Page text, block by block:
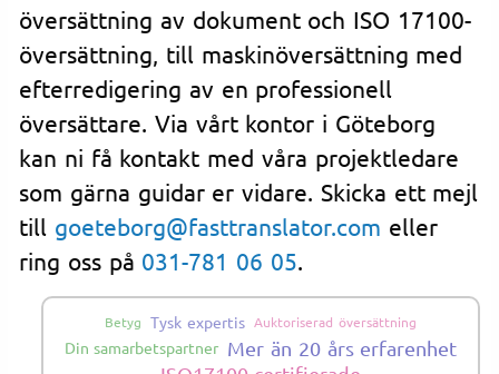
översättning av dokument och ISO 17100-
översättning, till maskinöversättning med
efterredigering av en professionell
översättare. Via vårt kontor i Göteborg
kan ni få kontakt med våra projektledare
som gärna guidar er vidare. Skicka ett mejl
till goeteborg@fasttranslator.com eller
ring oss på 031-781 06 05.
Betyg Tysk expertis Auktoriserad översättning
Din samarbetspartner Mer än 20 års erfarenhet